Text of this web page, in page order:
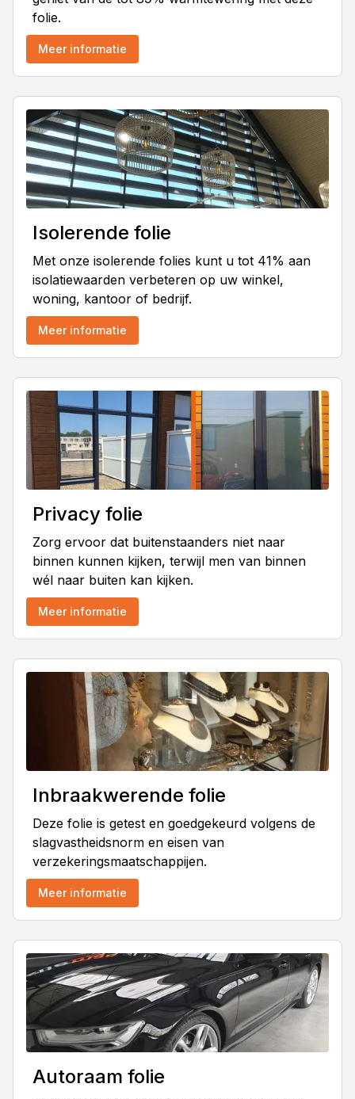
folie.
Meer informatie
Isolerende folie
Met onze isolerende folies kunt u tot 41% aan
isolatiewaarden verbeteren op uw winkel,
woning, kantoor of bedrijf.
Meer informatie
Privacy folie
Zorg ervoor dat buitenstaanders niet naar
binnen kunnen kijken, terwijl men van binnen
wél naar buiten kan kijken.
Meer informatie
Inbraakwerende folie
Deze folie is getest en goedgekeurd volgens de
slagvastheidsnorm en eisen van
verzekeringsmaatschappijen.
Meer informatie
Autoraam folie